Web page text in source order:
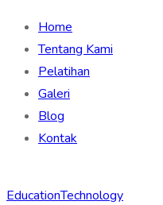
Home
Tentang Kami
Pelatihan
Galeri
Blog
Kontak
EducationTechnology